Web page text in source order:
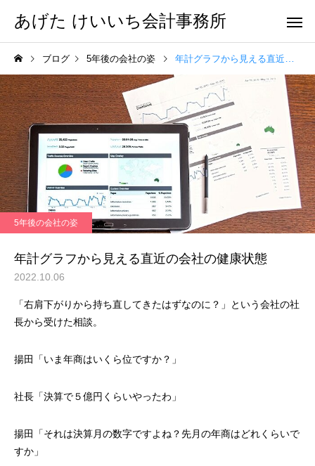
あげた けいいち会計事務所
ブログ 5年後の会社の姿 年計グラフから見える直近の会社の健康状態
5年後の会社の姿
年計グラフから見える直近の会社の健康状態
2022.10.06
「右肩下がりから持ち直してきたはずなのに？」
という会社の社
長から受けた相談。
揚田「いま年商はいくら位ですか？」
社長「決算で５億円くらいやったわ」
揚田「それは決算月の数字ですよね？先月の年商はどれくらいで
すか」